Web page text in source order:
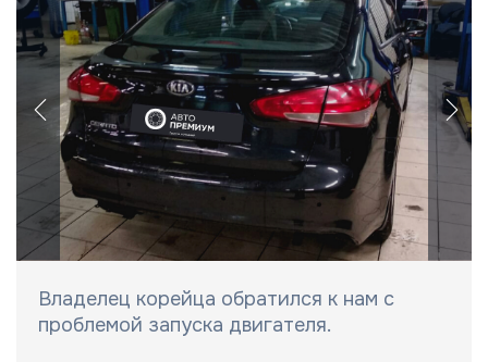
Владелец корейца обратился к нам с
проблемой запуска двигателя.